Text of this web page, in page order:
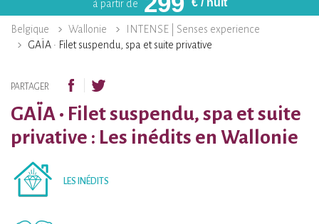
à partir de € / nuit
Belgique Wallonie
INTENSE | Senses experience
GAÏA • Filet suspendu, spa et suite privative
PARTAGER
GAÏA • Filet suspendu, spa et suite
privative : Les inédits en Wallonie
LES INÉDITS